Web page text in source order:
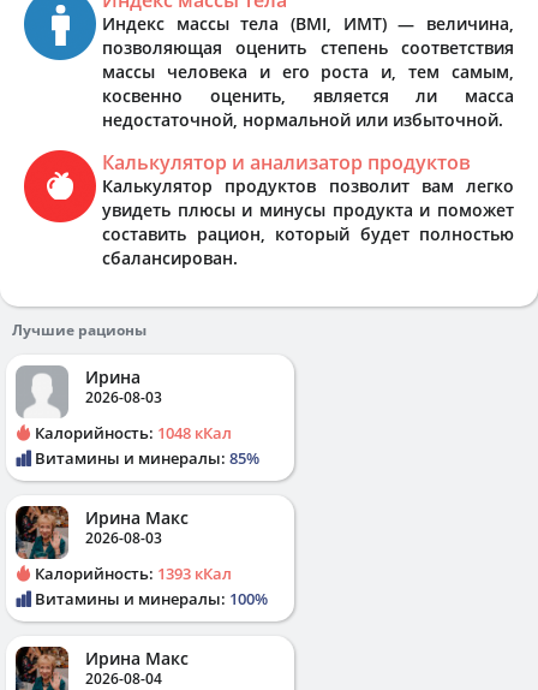
Индекс массы тела (BMI, ИМТ) — величина,
позволяющая оценить степень соответствия
массы человека и его роста и, тем самым,
косвенно оценить, является ли масса
недостаточной, нормальной или избыточной.
Калькулятор и анализатор продуктов
Калькулятор продуктов позволит вам легко
увидеть плюсы и минусы продукта и поможет
составить рацион, который будет полностью
сбалансирован.
Лучшие рационы
Ирина
2026-08-03
Калорийность: 1048 кКал
Витамины и минералы: 85%
Ирина Макс
2026-08-03
Калорийность: 1393 кКал
Витамины и минералы: 100%
Ирина Макс
2026-08-04